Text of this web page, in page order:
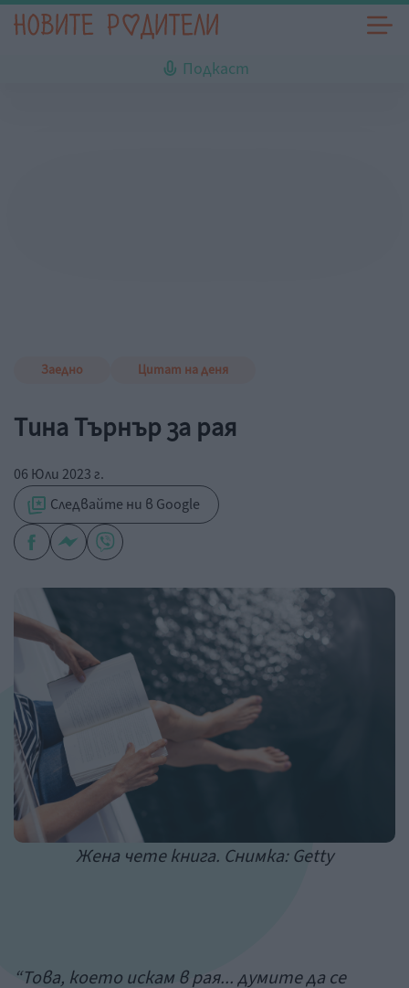
Подкаст
Заедно Цитат на деня
Тина Търнър за рая
06 Юли 2023 г.
Следвайте ни в Google
Жена чете книга. Снимка: Getty
“Това, което искам в рая... думите да се